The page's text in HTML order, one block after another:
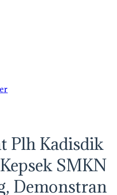
Plh Kadisdik
SMKN
Demonstran